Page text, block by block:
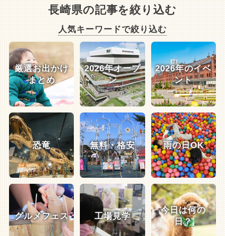
長崎県の記事を絞り込む
人気キーワードで絞り込む
厳選お出かけ
まとめ
2026年オープ
ン
2026年のイベ
ント
恐竜 無料・格安 雨の日OK
グルメフェス 工場見学
今日は何の
日？